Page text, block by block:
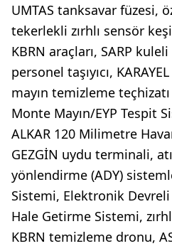
UMTAS tanksavar füzesi,
tekerlekli zırhlı sensör
KBRN araçları, SARP
personel taşıyıcı,
mayın temizleme teçhizatı
Monte Mayın/EYP Tespit
ALKAR 120 Milimetre
GEZGİN uydu terminali,
yönlendirme (ADY)
Sistemi, Elektronik Devreli
Hale Getirme Sistemi,
KBRN temizleme dronu,